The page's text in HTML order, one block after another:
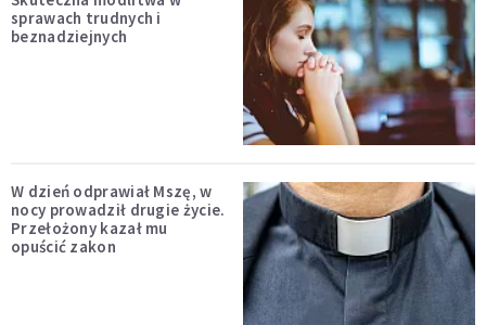
sprawach trudnych i
beznadziejnych
W dzień odprawiał Mszę, w
nocy prowadził drugie życie.
Przełożony kazał mu
opuścić zakon